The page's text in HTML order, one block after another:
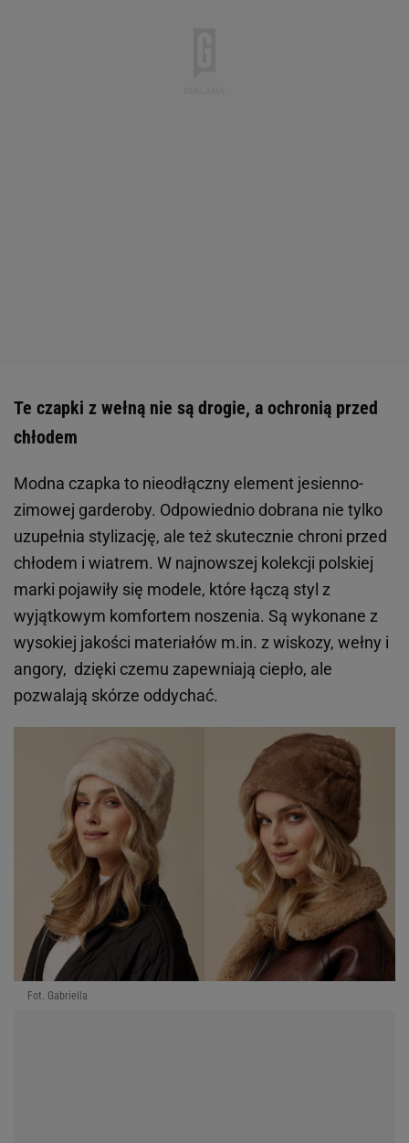
Te czapki z wełną nie są drogie, a ochronią przed
chłodem
Modna czapka to nieodłączny element jesienno-
zimowej garderoby. Odpowiednio dobrana nie tylko
uzupełnia stylizację, ale też skutecznie chroni przed
chłodem i wiatrem. W najnowszej kolekcji polskiej
marki pojawiły się modele, które łączą styl z
wyjątkowym komfortem noszenia. Są wykonane z
wysokiej jakości materiałów m.in. z wiskozy, wełny i
angory, dzięki czemu zapewniają ciepło, ale
pozwalają skórze oddychać.
Fot. Gabriella